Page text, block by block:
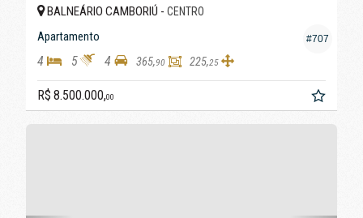
#707
BALNEÁRIO CAMBORIÚ - CENTRO
Apartamento
4 5 4 365,90 225,25
R$ 8.500.000,00